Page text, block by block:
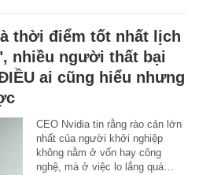
thời điểm tốt nhất lịch
nhiều người thất bại
ai cũng hiểu nhưng
CEO Nvidia tin rằng rào cản lớn
nhất của người khởi nghiệp
không nằm ở vốn hay công
nghệ, mà ở việc lo lắng quá…